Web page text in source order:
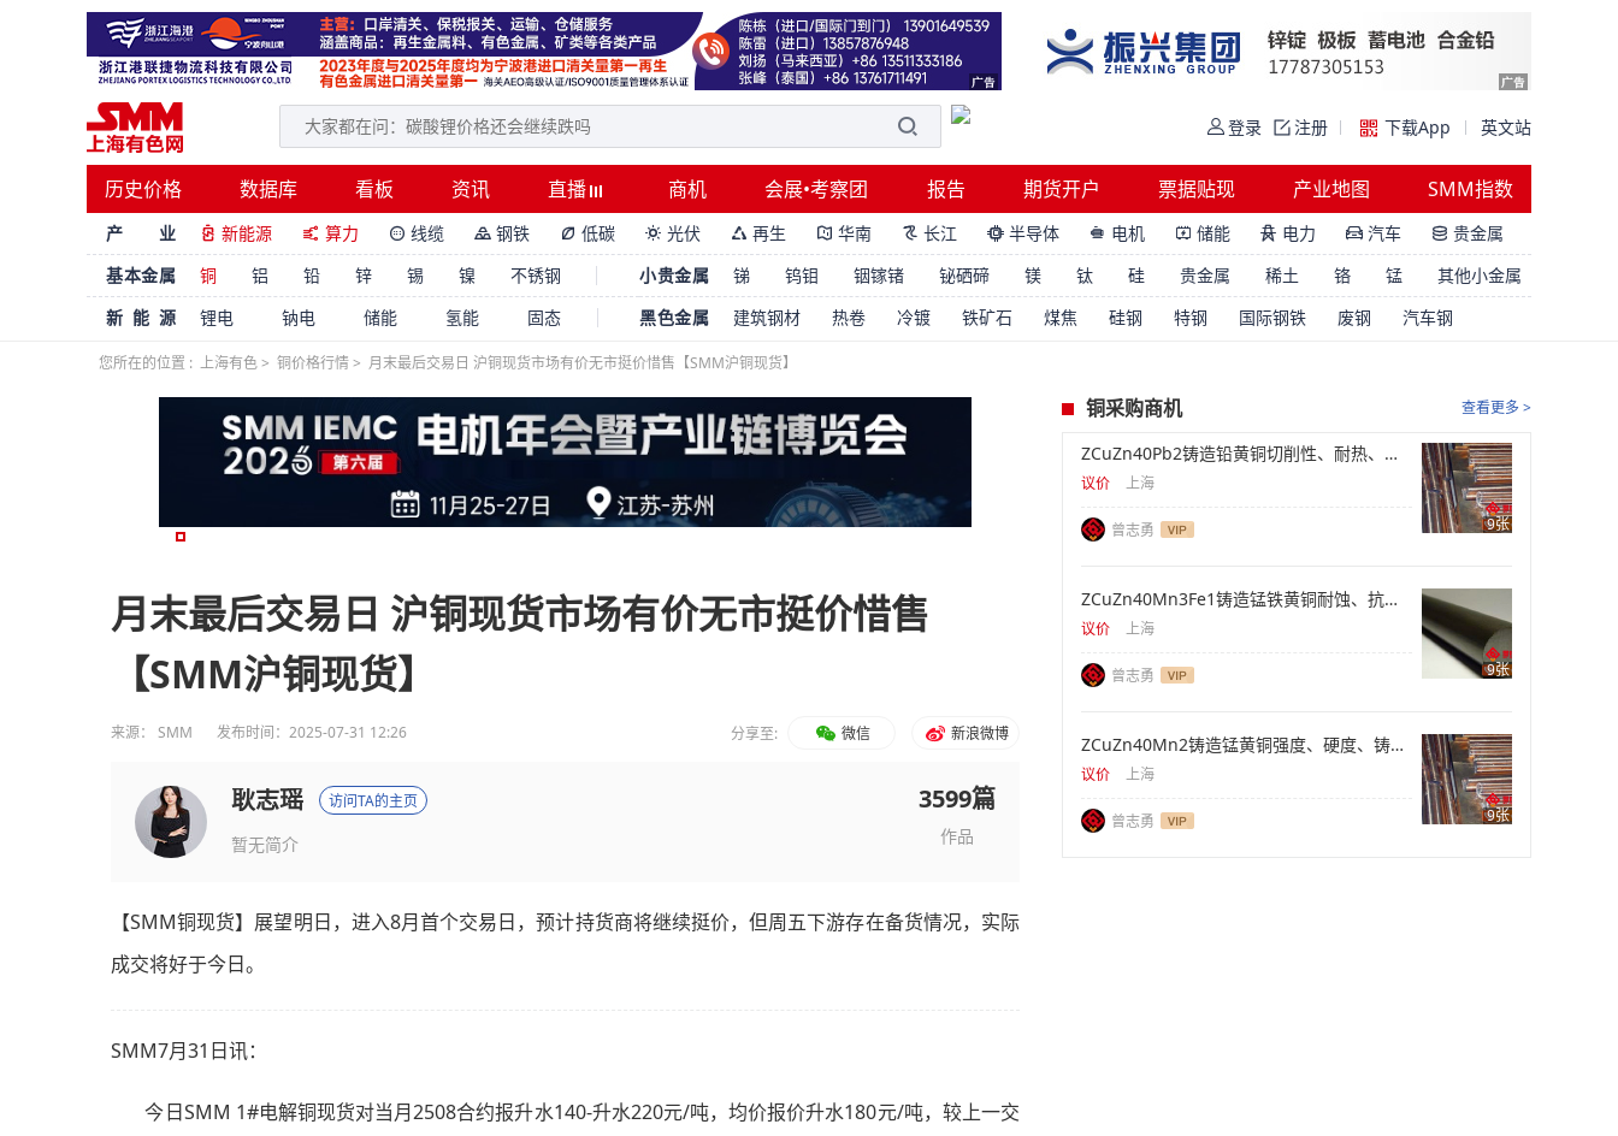
登录 注册 下载App 英文站
历史价格 数据库 看板 资讯 直播 商机 会展•考察团 报告 期货开户 票据贴现 产业地图 SMM指数
产 业  新能源  算力  线缆  钢铁  低碳  光伏  再生  华南  长江  半导体  电机  储能  电力  汽车  贵金属
基本金属
铜 铝 铅 锌 锡 镍 不锈钢 小贵金属 锑 钨钼 铟镓锗 铋硒碲 镁 钛 硅 贵金属 稀土 铬 锰
其他小金属
新能源
锂电 钠电 储能 氢能 固态 黑色金属 建筑钢材 热卷 冷镀 铁矿石 煤焦 硅钢 特钢 国际钢铁 废钢 汽车钢
您所在的位置 : 上海有色> 铜价格行情> 月末最后交易日 沪铜现货市场有价无市挺价惜售【SMM沪铜现货】
月末最后交易日 沪铜现货市场有价无市挺价惜售
【SMM沪铜现货】
来源： SMM 发布时间：2025-07-31 12:26 分享至: 微信 新浪微博
耿志瑶 访问TA的主页
暂无简介
3599篇
作品
【SMM铜现货】展望明日，进入8月首个交易日，预计持货商将继续挺价，但周五下游存在备货情况，实际
成交将好于今日。
SMM7月31日讯：
今日SMM 1#电解铜现货对当月2508合约报升水140-升水220元/吨，均价报价升水180元/吨，较上一交
铜采购商机 查看更多 >
ZCuZn40Pb2铸造铅黄铜切削性、耐热、阀体库存
议价 上海
曾志勇 9张
ZCuZn40Mn3Fe1铸造锰铁黄铜耐蚀、抗拉、重型件
议价 上海
曾志勇 9张
ZCuZn40Mn2铸造锰黄铜强度、硬度、铸件供应
议价 上海
曾志勇 9张